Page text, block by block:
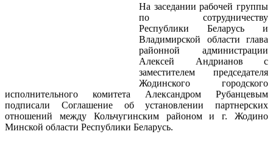
На заседании рабочей группы
по сотрудничеству
Республики Беларусь и
Владимирской области глава
районной администрации
Алексей Андрианов с
заместителем председателя
Жодинского городского
исполнительного комитета Александром Рубанцевым
подписали Соглашение об установлении партнерских
отношений между Кольчугинским районом и г. Жодино
Минской области Республики Беларусь.